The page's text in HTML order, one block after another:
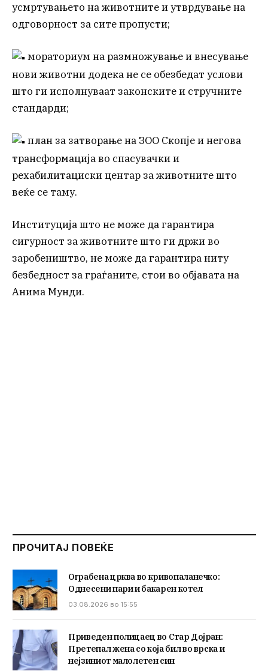
усмртувањето на животните и утврдување на
одговорност за сите пропусти;
мораториум на размножување и внесување
нови животни додека не се обезбедат услови
што ги исполнуваат законските и стручните
стандарди;
план за затворање на ЗОО Скопје и негова
трансформација во спасувачки и
рехабилитациски центар за животните што
веќе се таму.
Институција што не може да гарантира
сигурност за животните што ги држи во
заробеништво, не може да гарантира ниту
безбедност за граѓаните, стои во објавата на
Анима Мунди.
ПРОЧИТАЈ ПОВЕЌЕ
Ограбена црква во кривопаланечко:
Однесени пари и бакарен котел
03.08.2026 во 15:55
Приведен полицаец во Стар Дојран:
Претепал жена со која бил во врска и
нејзиниот малолетен син